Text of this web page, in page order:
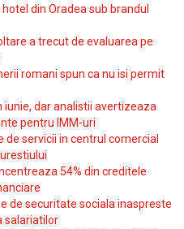
din Oradea sub brandul
a trecut de evaluarea pe
romani spun ca nu isi permit
iunie, dar analistii avertizeaza
pentru IMM-uri
de servicii in centrul comercial
54% din creditele
de securitate sociala inaspreste
salariatilor